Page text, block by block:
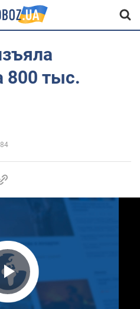
800 тыс.
Video